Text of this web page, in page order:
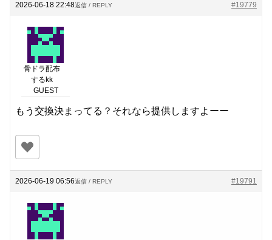
2026-06-18 22:48 #19779
返信 / REPLY
骨ドラ配布
するkk
GUEST
もう交換決まってる？それなら提供しますよーー
2026-06-19 06:56 #19791
返信 / REPLY